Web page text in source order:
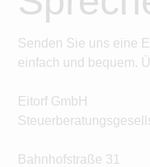
Senden Sie uns eine
einfach und bequem.
Eitorf GmbH
Bahnhofstraße 31